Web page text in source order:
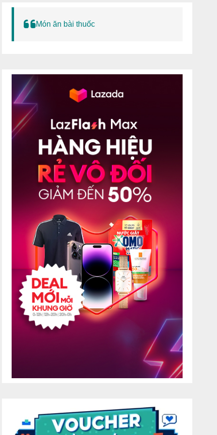
Món ăn bài thuốc